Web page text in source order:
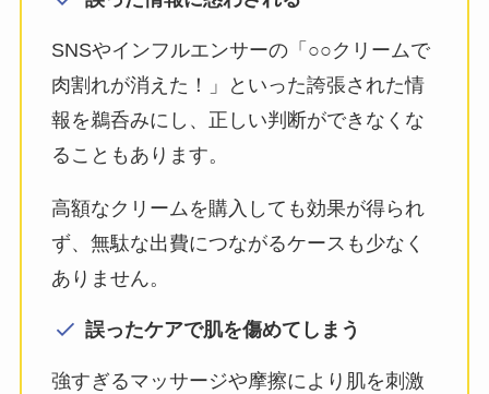
SNSやインフルエンサーの「○○クリームで
肉割れが消えた！」といった誇張された情
報を鵜呑みにし、正しい判断ができなくな
ることもあります。
高額なクリームを購入しても効果が得られ
ず、無駄な出費につながるケースも少なく
ありません。
誤ったケアで肌を傷めてしまう
強すぎるマッサージや摩擦により肌を刺激